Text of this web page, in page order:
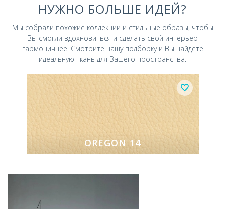
НУЖНО БОЛЬШЕ ИДЕЙ?
Мы собрали похожие коллекции и стильные образы, чтобы
Вы смогли вдохновиться и сделать свой интерьер
гармоничнее. Смотрите нашу подборку и Вы найдёте
идеальную ткань для Вашего пространства.
OREGON 14